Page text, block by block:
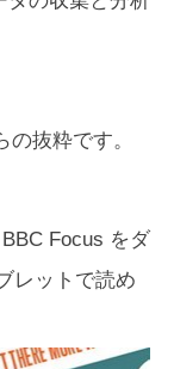
抜粋です。
BBC Focus をダ
レットで読め